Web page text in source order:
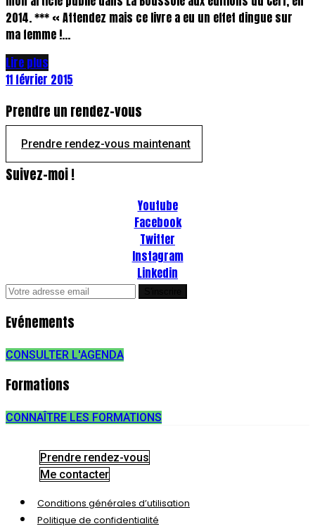
2014. *** « Attendez mais ce livre a eu un effet dingue sur
ma femme !...
Lire plus
11 février 2015
Prendre un rendez-vous
Prendre rendez-vous maintenant
Suivez-moi !
Youtube
Facebook
Twitter
Instagram
Linkedin
Evénements
CONSULTER L'AGENDA
Formations
CONNAÎTRE LES FORMATIONS
Prendre rendez-vous
Me contacter
Conditions générales d’utilisation
Politique de confidentialité